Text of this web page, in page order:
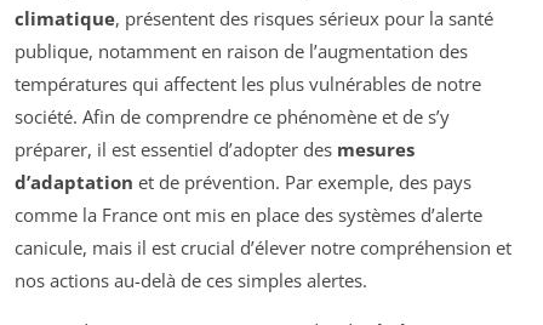
climatique, présentent des risques sérieux pour la santé
publique, notamment en raison de l’augmentation des
températures qui affectent les plus vulnérables de notre
société. Afin de comprendre ce phénomène et de s’y
préparer, il est essentiel d’adopter des mesures
d’adaptation et de prévention. Par exemple, des pays
comme la France ont mis en place des systèmes d’alerte
canicule, mais il est crucial d’élever notre compréhension et
nos actions au-delà de ces simples alertes.